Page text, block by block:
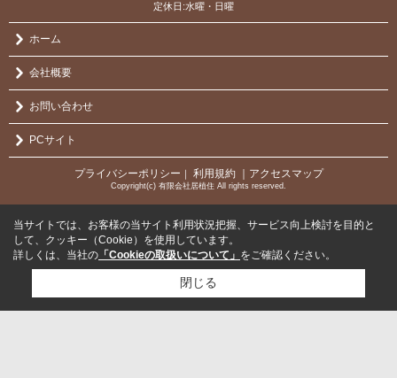
定休日:水曜・日曜
ホーム
会社概要
お問い合わせ
PCサイト
プライバシーポリシー 利用規約 ｜アクセスマップ
Copyright(c) 有限会社居植住 All rights reserved.
当サイトでは、お客様の当サイト利用状況把握、サービス向上検討を目的と
して、クッキー（Cookie）を使用しています。
詳しくは、当社の 「Cookieの取扱いについて」 をご確認ください。
閉じる